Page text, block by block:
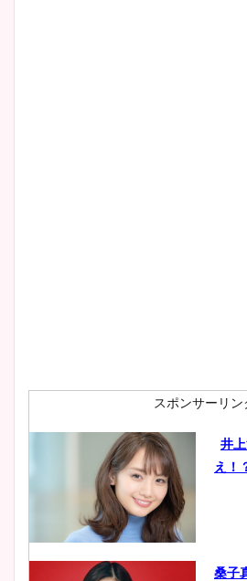
スポンサーリン
井
え！
桑子